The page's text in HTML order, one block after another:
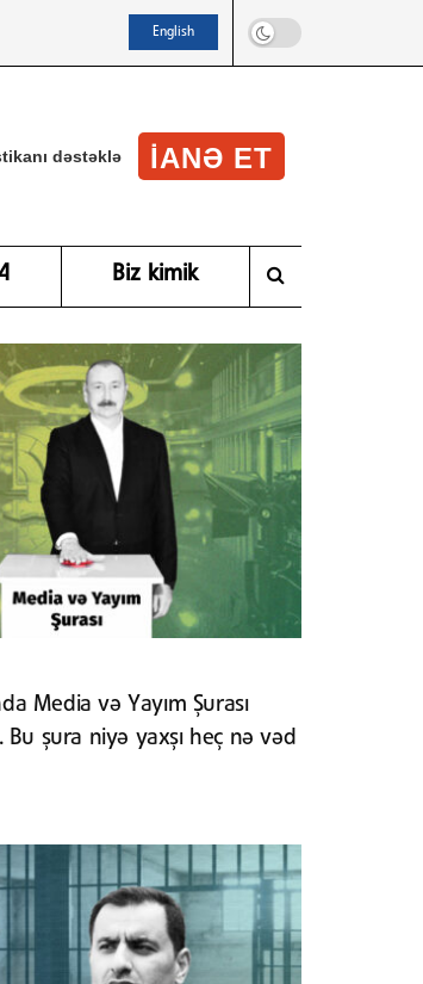
English
dəstəklə IANƏ ET
Biz kimik
Media və Yayım Şurası
Bu şura niyə yaxşı heç nə vəd